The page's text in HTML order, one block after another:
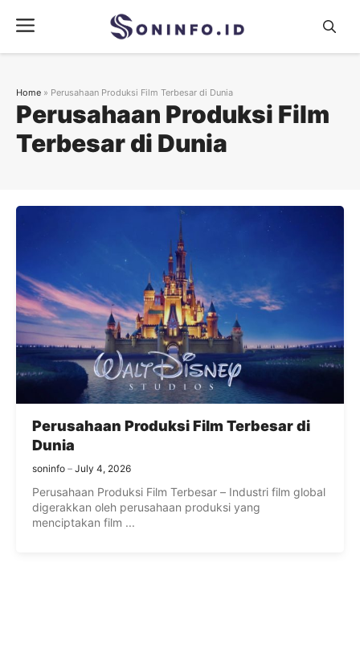
content
Menu
Perusahaan Produksi Film
Terbesar di Dunia
Home » Perusahaan Produksi Film Terbesar di Dunia
Perusahaan Produksi Film Terbesar di
Dunia
soninfo July 4, 2026
Perusahaan Produksi Film Terbesar – Industri film global
digerakkan oleh perusahaan produksi yang
menciptakan film ...